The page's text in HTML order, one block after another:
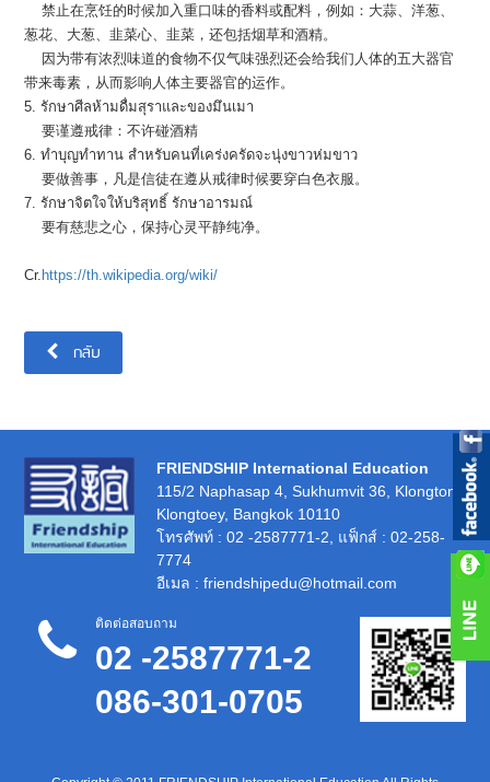
禁止在烹饪的时候加入重口味的香料或配料，例如：大蒜、洋葱、
葱花、大葱、韭菜心、韭菜，还包括烟草和酒精。
因为带有浓烈味道的食物不仅气味强烈还会给我们人体的五大器官
带来毒素，从而影响人体主要器官的运作。
5. รักษาศีลห้ามดื่มสุราและของมึนเมา
要谨遵戒律：不许碰酒精
6. ทำบุญทำทาน สำหรับคนที่เคร่งครัดจะนุ่งขาวห่มขาว
要做善事，凡是信徒在遵从戒律时候要穿白色衣服。
7. รักษาจิตใจให้บริสุทธิ์ รักษาอารมณ์
要有慈悲之心，保持心灵平静纯净。
Cr. https://th.wikipedia.org/wiki/
กลับ
FRIENDSHIP International Education
115/2 Naphasap 4, Sukhumvit 36, Klongton,
Klongtoey, Bangkok 10110
โทรศัพท์ : 02 -2587771-2, แฟ็กส์ : 02-258-
7774
อีเมล : friendshipedu@hotmail.com
ติดต่อสอบถาม
02 -2587771-2
086-301-0705